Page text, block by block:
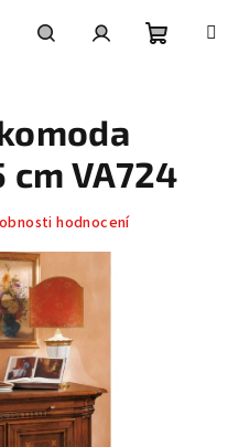
cm VA724
hodnocení